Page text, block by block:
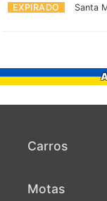
EXPIRADO Santa
Carros
Motas